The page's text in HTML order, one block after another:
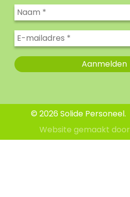
© 2026 Solide Personeel.
Website gemaakt door